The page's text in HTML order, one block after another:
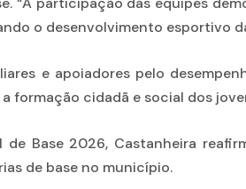
o desenvolvimento esportivo
e apoiadores pelo
formação cidadã e social dos
Base 2026, Castanheira
de base no município.